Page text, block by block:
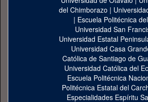
del Chimborazo |
| Escuela Politécnica
Universidad San
Universidad Estatal
Universidad Casa
Católica de Santiago de
Universidad Católica del
Escuela Politécnica
Politécnica Estatal del
Especialidades Espíritu